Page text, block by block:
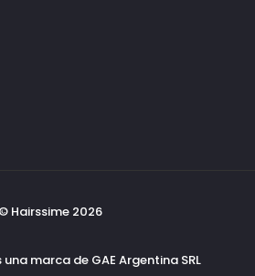
© Hairssime 2026
una marca de GAE Argentina SRL